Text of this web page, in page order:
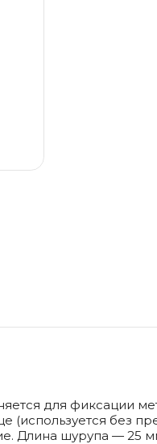
для фиксации
(используется без
Длина шурупа — 25